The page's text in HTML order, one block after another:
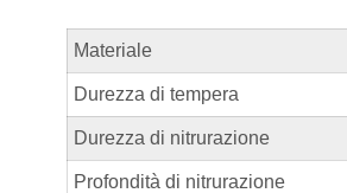
Materiale
Durezza di tempera
Durezza di nitrurazione
Profondità di nitrurazione